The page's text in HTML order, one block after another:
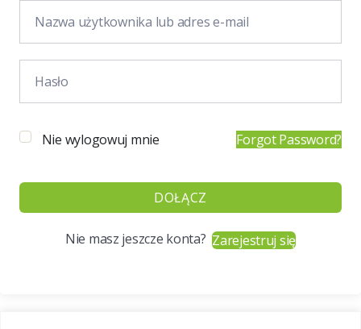
Nie wylogowuj mnie Forgot Password?
DOŁĄCZ
Nie masz jeszcze konta?Zarejestruj się